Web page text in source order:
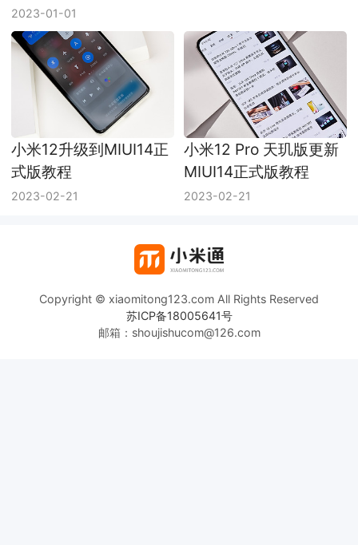
2023-01-01
小米12升级到MIUI14正
式版教程
2023-02-21
小米12 Pro 天玑版更新
MIUI14正式版教程
2023-02-21
Copyright © xiaomitong123.com All Rights Reserved
苏ICP备18005641号
邮箱：shoujishucom@126.com